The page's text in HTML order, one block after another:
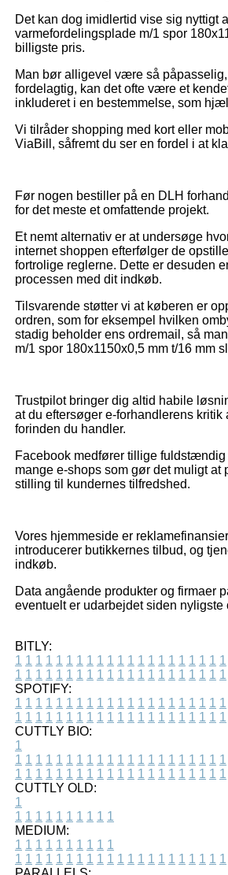
Det kan dog imidlertid vise sig nyttigt
varmefordelingsplade m/1 spor
billigste pris.
Man bør alligevel være så
fordelagtig, kan det ofte være et
inkluderet i en bestemmelse, som
Vi tilråder shopping med kort eller
ViaBill, såfremt du ser en fordel i at
Før nogen bestiller på en DLH
for det meste et omfattende projekt.
Et nemt alternativ er at undersøge
internet shoppen efterfølger de
fortrolige reglerne. Dette er desuden
processen med dit indkøb.
Tilsvarende støtter vi at køberen er
ordren, som for eksempel hvilken
stadig beholder ens ordremail, så
m/1 spor 180x1150x0,5 mm t/16 mm
Trustpilot bringer dig altid habile
at du eftersøger e-forhandlerens
forinden du handler.
Facebook medfører tillige
mange e-shops som gør det muligt
stilling til kundernes tilfredshed.
Vores hjemmeside er
introducerer butikkernes tilbud, og
indkøb.
Data angående produkter og firmaer
eventuelt er udarbejdet siden
BITLY:
1 1 1 1 1 1 1 1 1 1 1 1 1 1 1 1 1 1 1 1 1
1 1 1 1 1 1 1 1 1 1 1 1 1 1 1 1 1 1 1 1 1
SPOTIFY:
1 1 1 1 1 1 1 1 1 1 1 1 1 1 1 1 1 1 1 1 1
1 1 1 1 1 1 1 1 1 1 1 1 1 1 1 1 1 1 1 1 1
CUTTLY BIO:
1
1 1 1 1 1 1 1 1 1 1 1 1 1 1 1 1 1 1 1 1 1
1 1 1 1 1 1 1 1 1 1 1 1 1 1 1 1 1 1 1 1 1
CUTTLY OLD:
1
1 1 1 1 1 1 1 1 1 1
MEDIUM:
1 1 1 1 1 1 1 1 1 1
1 1 1 1 1 1 1 1 1 1 1 1 1 1 1 1 1 1 1 1 1